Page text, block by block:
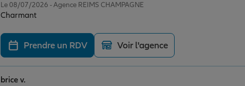
Le 08/07/2026 - Agence REIMS CHAMPAGNE
Charmant
Prendre un RDV Voir l'agence
brice v.